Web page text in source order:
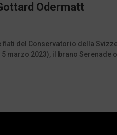
Odermatt
del Conservatorio della
marzo 2023), il brano Serenade